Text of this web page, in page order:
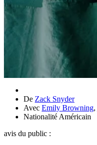
De Zack Snyder
Avec Emily Browning,
Nationalité Américain
avis du public :